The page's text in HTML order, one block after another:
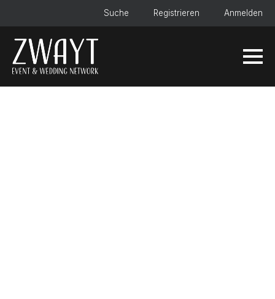
Suche Registrieren Anmelden